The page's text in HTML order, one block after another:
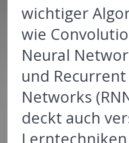
wichtiger
wie
Neural
und
Networks
deckt auch